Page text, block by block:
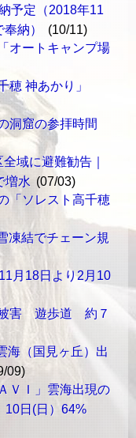
予定（2018年11
納）
(10/11)
オートキャンプ場
穂 神あかり」
洞窟の参拝時間
域に避難勧告｜
増水 (07/03)
「ソレスト高千穂
結でチェーン規
月18日より2月10
害 遊歩道 約７
（国見ヶ丘）出
09)
ＶＩ」雲海出現の
日(日）64%